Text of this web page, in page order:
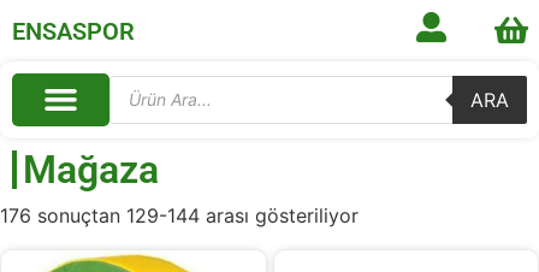
ENSASPOR
ARA
Mağaza
176 sonuçtan 129-144 arası gösteriliyor